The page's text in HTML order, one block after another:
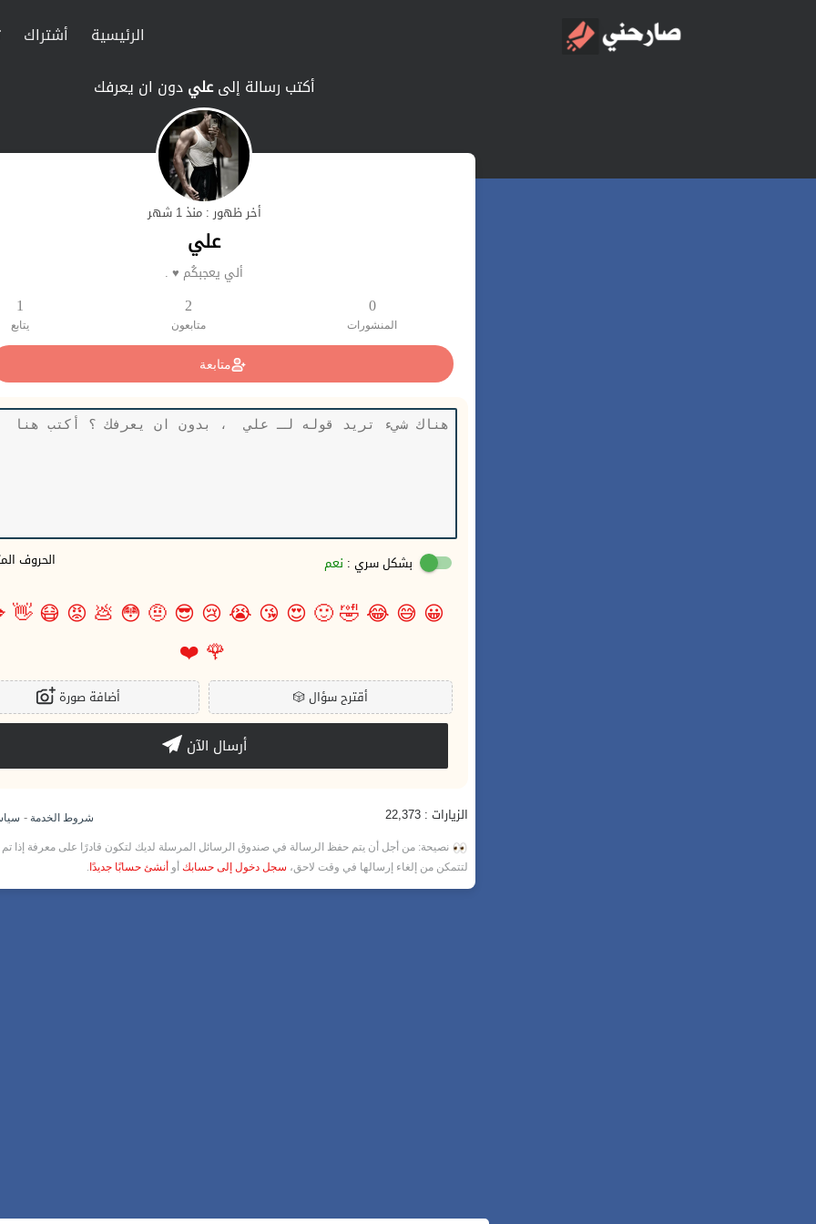
الرئيسية أشتراك
أكتب رسالة إلىعليدون ان يعرفك
أخر ظهور : منذ 1 شهر
علي
ألي يعجبكُم ♥️ .
0
المنشورات
2
متابعون
1
يتابع
متابعة
الحروف بشكل سري : نعم
😀
😅
😂
🤣
🙂
😍
😘
😭
😢
😎
🤨
😳
💩
😡
😷
👋
🌹
❤️
🎲أقترح سؤال أضافة صورة
أرسال الآن
الزيارات : 22,373 شروط الخدمة -
نصيحة: من أجل أن يتم حفظ الرسالة في صندوق الرسائل المرسلة لديك لتكون قادرًا على معرفة إذا تم
لتتمكن من إلغاء إرسالها في وقت لاحق، سجل دخول إلى حسابك أو أنشئ حسابًا جديدًا .